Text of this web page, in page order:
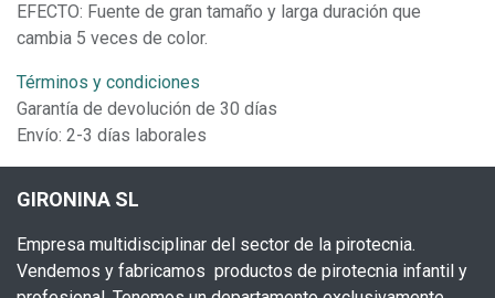
EFECTO: Fuente de gran tamaño y larga duración que
cambia 5 veces de color.
Términos y condiciones
Garantía de devolución de 30 días
Envío: 2-3 días laborales
GIRONINA SL
Empresa multidisciplinar del sector de la pirotecnia.
Vendemos y fabricamos productos de pirotecnia infantil y